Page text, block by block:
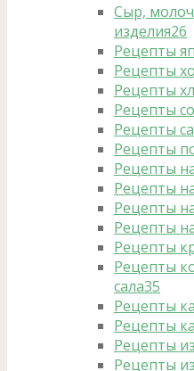
Сыр,
изделия26
Рецепты
Рецепты
Рецепты
Рецепты
Рецепты
Рецепты
Рецепты
Рецепты
Рецепты
Рецепты
Рецепты
Рецепты
сала35
Рецепты
Рецепты
Рецепты
Рецепты